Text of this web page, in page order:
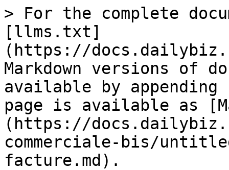
> For the complete
[llms.txt]
(https://
Markdown versions of
available by
page is available as
(https://
commerciale-bis/
facture.md).